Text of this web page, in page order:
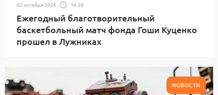
02 октября 2024 14:20
Ежегодный благотворительный
баскетбольный матч фонда Гоши Куценко
прошел в Лужниках
НОВОСТИ